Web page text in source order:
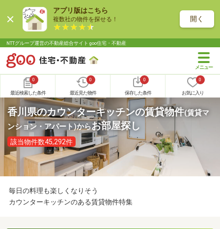
アプリ版はこちら
複数社の物件を探せる！ 開く
NTTグループ運営の不動産総合サイト goo住宅・不動産
0
最近検索した条件
0
最近見た物件
0
保存した条件
0
お気に入り
香川県のカウンターキッチンの賃貸物件(賃貸マ
ンション・アパート)からお部屋探し
該当物件数45,292件
毎日の料理も楽しくなりそう
カウンターキッチンのある賃貸物件特集